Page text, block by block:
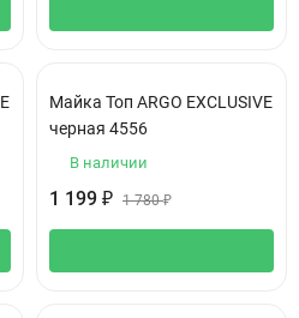
Майка Топ ARGO EXCLUSIVE
черная 4556
В наличии
1 199 ₽ 1 780₽